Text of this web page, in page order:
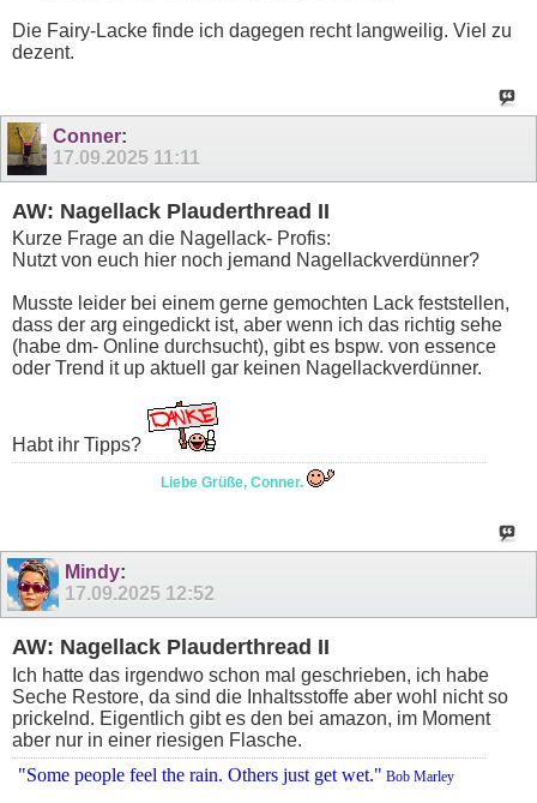
Die Fairy-Lacke finde ich dagegen recht langweilig. Viel zu
dezent.
Conner:
17.09.2025 11:11
AW: Nagellack Plauderthread II
Kurze Frage an die Nagellack- Profis:
Nutzt von euch hier noch jemand Nagellackverdünner?
Musste leider bei einem gerne gemochten Lack feststellen,
dass der arg eingedickt ist, aber wenn ich das richtig sehe
(habe dm- Online durchsucht), gibt es bspw. von essence
oder Trend it up aktuell gar keinen Nagellackverdünner.
Habt ihr Tipps?
Liebe Grüße, Conner.
Mindy:
17.09.2025 12:52
AW: Nagellack Plauderthread II
Ich hatte das irgendwo schon mal geschrieben, ich habe
Seche Restore, da sind die Inhaltsstoffe aber wohl nicht so
prickelnd. Eigentlich gibt es den bei amazon, im Moment
aber nur in einer riesigen Flasche.
"Some people feel the rain. Others just get wet." Bob Marley